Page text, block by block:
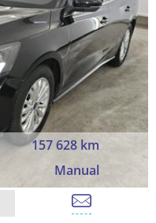
157 628 km
Manual